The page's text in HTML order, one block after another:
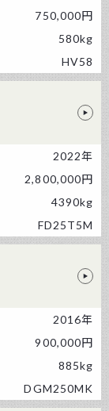
750,000円
580kg
HV58
2022年
2,800,000円
4390kg
FD25T5M
2016年
900,000円
885kg
DGM250MK